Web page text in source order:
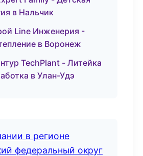
в Нальчик
Line Инженерия -
в Воронеж
TechPlant - Литейка
в Улан-Удэ
в регионе
федеральный округ